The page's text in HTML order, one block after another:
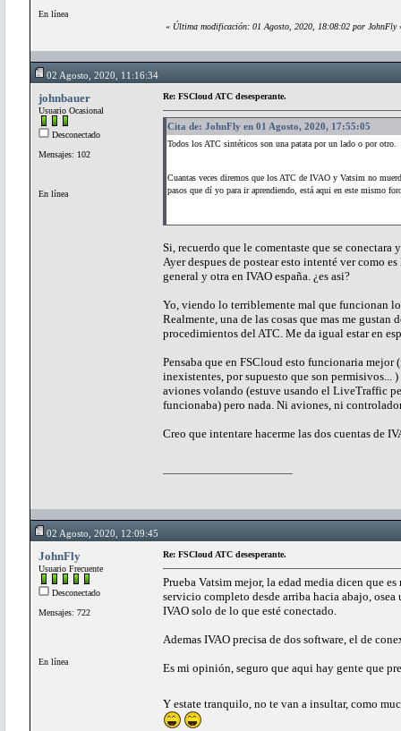
En línea
« Última modificación: 01 Agosto, 2020, 18:08:02 por JohnFly
02 Agosto, 2020, 11:16:34
johnbauer
Usuario Ocasional
Desconectado
Mensajes: 102
En línea
Re: FSCloud ATC desesperante.
Cita de: JohnFly en 01 Agosto, 2020, 17:55:05
Todos los ATC sintéticos son una patata por un lado o por otro.
Cuantas veces diremos que los ATC de IVAO y Vatsim no
pasos que dí yo para ir aprendiendo, está aqui en este mismo
Si, recuerdo que le comentaste que se
Ayer despues de postear esto intenté ver como
general y otra en IVAO españa. ¿es asi?
Yo, viendo lo terriblemente mal que funcionan
Realmente, una de las cosas que mas me gustan
procedimientos del ATC. Me da igual estar en
Pensaba que en FSCloud esto funcionaria
inexistentes, por supuesto que son permisivos...
aviones volando (estuve usando el LiveTraffic
funcionaba) pero nada. Ni aviones, ni
Creo que intentare hacerme las dos cuentas de
02 Agosto, 2020, 12:09:45
JohnFly
Usuario Frecuente
Desconectado
Mensajes: 722
En línea
Re: FSCloud ATC desesperante.
Prueba Vatsim mejor, la edad media dicen que
servicio completo desde arriba hacia abajo, osea
IVAO solo de lo que esté conectado.
Ademas IVAO precisa de dos software, el de
Es mi opinión, seguro que aqui hay gente que
Y estate tranquilo, no te van a insultar, como